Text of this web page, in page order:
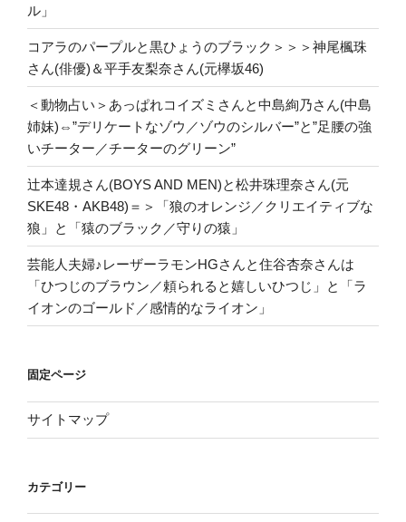
ル」
コアラのパープルと黒ひょうのブラック＞＞＞神尾楓珠
さん(俳優)＆平手友梨奈さん(元欅坂46)
＜動物占い＞あっぱれコイズミさんと中島絢乃さん(中島
姉妹)⇔”デリケートなゾウ／ゾウのシルバー”と”足腰の強
いチーター／チーターのグリーン”
辻本達規さん(BOYS AND MEN)と松井珠理奈さん(元
SKE48・AKB48)＝＞「狼のオレンジ／クリエイティブな
狼」と「猿のブラック／守りの猿」
芸能人夫婦♪レーザーラモンHGさんと住谷杏奈さんは
「ひつじのブラウン／頼られると嬉しいひつじ」と「ラ
イオンのゴールド／感情的なライオン」
固定ページ
サイトマップ
カテゴリー